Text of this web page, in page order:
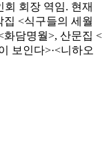
회 회장 역임. 현재
<식구들의 세월
화담명월>, 산문집 <
보인다>·<니하오